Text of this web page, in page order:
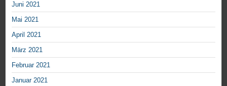
Juni 2021
Mai 2021
April 2021
März 2021
Februar 2021
Januar 2021